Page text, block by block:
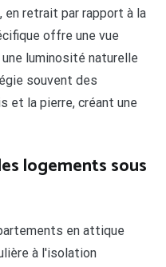
en retrait par rapport à la
offre une vue
luminosité naturelle
souvent des
et la pierre, créant une
logements sous
en attique
à l'isolation